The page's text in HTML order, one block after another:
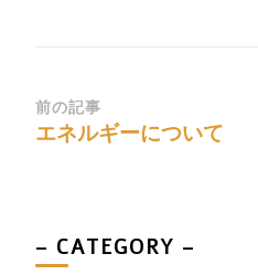
前の記事
エネルギーについて
– CATEGORY –